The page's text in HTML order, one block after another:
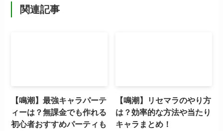
関連記事
【鳴潮】最強キャラパーテ
ィーは？無課金でも作れる
初心者おすすめパーティも
【鳴潮】リセマラのやり方
は？効率的な方法や当たり
キャラまとめ！